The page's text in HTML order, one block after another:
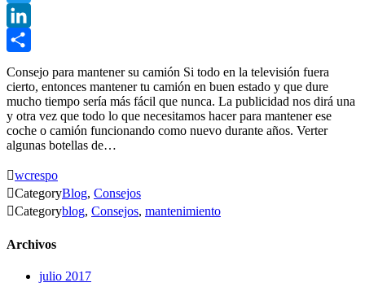
Twitter
LinkedIn
Consejo para mantener su camión Si todo en la televisión fuera
cierto, entonces mantener tu camión en buen estado y que dure
mucho tiempo sería más fácil que nunca. La publicidad nos dirá una
y otra vez que todo lo que necesitamos hacer para mantener ese
coche o camión funcionando como nuevo durante años. Verter
algunas botellas de…
wcrespo
CategoryBlog, Consejos
Categoryblog, Consejos, mantenimiento
Archivos
julio 2017